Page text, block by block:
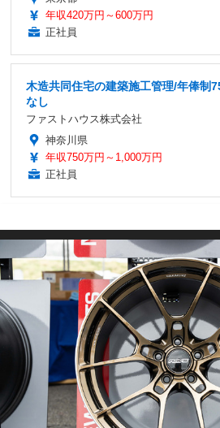
年収420万円～600万円
正社員
木造共同住宅の建築施工管理/年俸制
なし
ファストハウス株式会社
神奈川県
年収750万円～1,000万円
正社員